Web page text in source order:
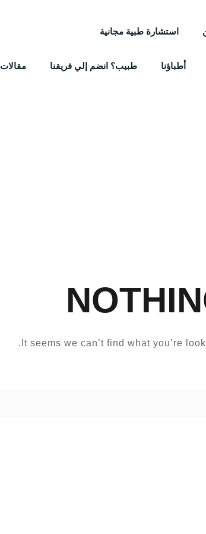
استشارة طبية مجانية
أطباؤنا طبيب؟ انضم إلي فريقنا مقالات
It seems we can’t find what you’re